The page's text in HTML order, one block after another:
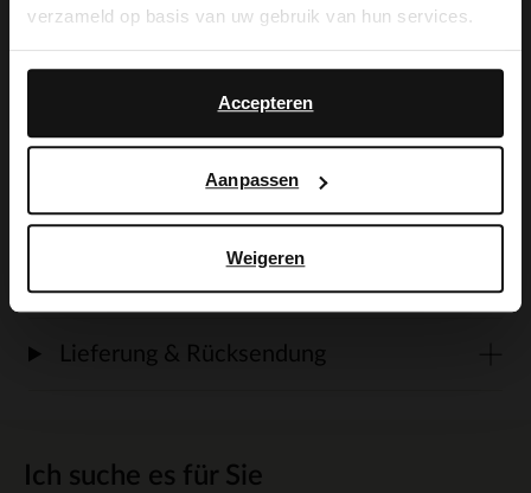
verzameld op basis van uw gebruik van hun services.
Accepteren
Aanpassen
Weigeren
Ich suche es für Sie
weißer 3 cm dicker Sohle der Marke
Manfield. Als Lederpflege empfehlen wir
das transparente Veloursleder-/Nubuk-
Lieferung & Rücksendung
English